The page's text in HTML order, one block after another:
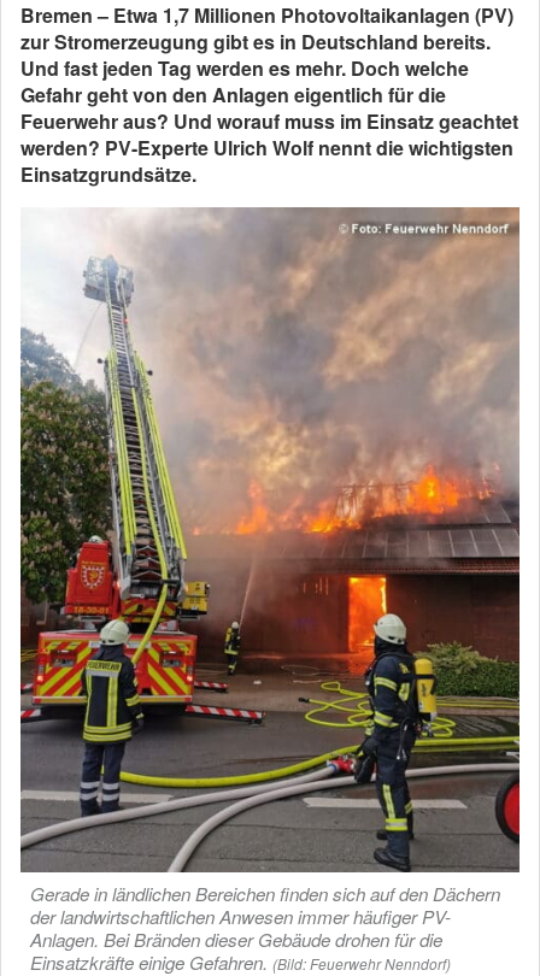
Bremen – Etwa 1,7 Millionen Photovoltaikanlagen (PV)
zur Stromerzeugung gibt es in Deutschland bereits.
Und fast jeden Tag werden es mehr. Doch welche
Gefahr geht von den Anlagen eigentlich für die
Feuerwehr aus? Und worauf muss im Einsatz geachtet
werden? PV-Experte Ulrich Wolf nennt die wichtigsten
Einsatzgrundsätze.
Gerade in ländlichen Bereichen finden sich auf den Dächern
der landwirtschaftlichen Anwesen immer häufiger PV-
Anlagen. Bei Bränden dieser Gebäude drohen für die
Einsatzkräfte einige Gefahren. (Bild: Feuerwehr Nenndorf)